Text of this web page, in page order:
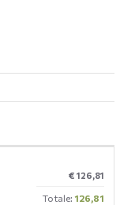
€ 126,81
Totale: 126,81